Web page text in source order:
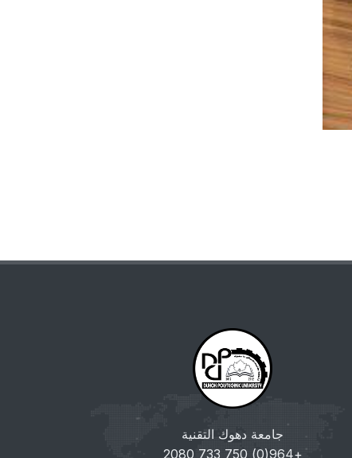
جامعة دهوك التقنية
+964(0) 750 733 2080